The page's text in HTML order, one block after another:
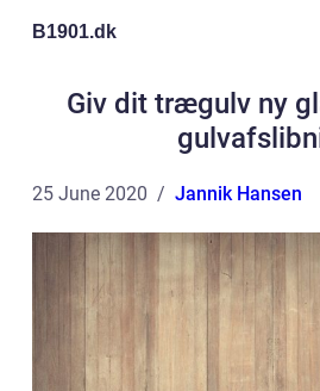
B1901.dk
Giv dit trægulv ny
25 June 2020 Jannik Hansen